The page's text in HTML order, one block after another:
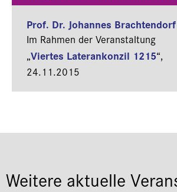
Prof. Dr. Johannes Brachtendorf
Im Rahmen der Veranstaltung
„Viertes Laterankonzil 1215“,
24.11.2015
Weitere aktuelle